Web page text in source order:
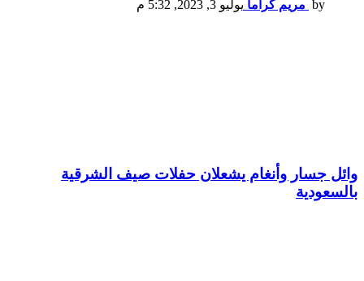
by مريم كراما يوليو 3, 2023, 5:32 م
وائل جسار وأنغام يشعلان حفلات صيف الشرقية
بالسعودية